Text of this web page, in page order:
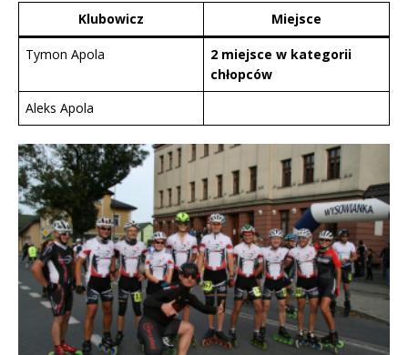
Klubowicz Miejsce
Tymon Apola
2 miejsce w kategorii
chłopców
Aleks Apola